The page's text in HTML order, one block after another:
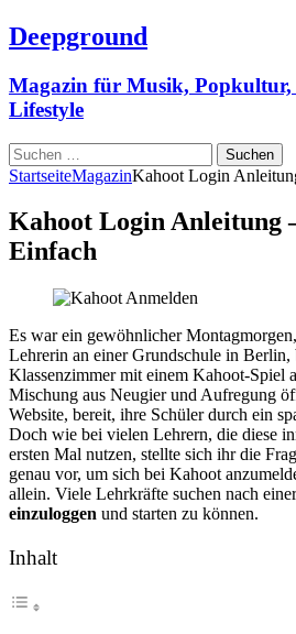
Deepground
Magazin für Musik,
Lifestyle
Suchen
nach:
StartseiteMagazinKahoot Login
Kahoot Login Anleitung
Einfach
Es war ein gewöhnlicher
Lehrerin an einer Grundschule in Berlin,
Klassenzimmer mit einem Kahoot-Spiel
Mischung aus Neugier und Aufregung
Website, bereit, ihre Schüler durch ein
Doch wie bei vielen Lehrern, die diese
ersten Mal nutzen, stellte sich ihr die
genau vor, um sich bei Kahoot
allein. Viele Lehrkräfte suchen nach
einzuloggen und starten zu können.
Inhalt